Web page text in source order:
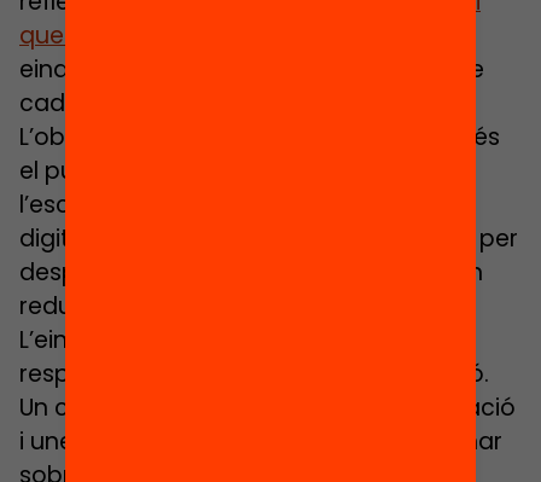
que hem desenvolupat
eina d’autoconeixement i avaluació que
cada centre es pot fer a si mateix.
L’objectiu no és altre que conèixer quin és
el punt de partida en el que es troba
l’escola o l’institut respecte a la bretxa
digital i a partir d’aquí, entomar el camí per
desplegar estratègies que ens permetin
reduir-la al màxim.
L’eina s’organitza en quatre blocs que
responen a diferents criteris d’avaluació.
Un cop acabada, obtindreu una puntuació
i unes propostes de millora per reflexionar
sobre l’estratègia que heu de